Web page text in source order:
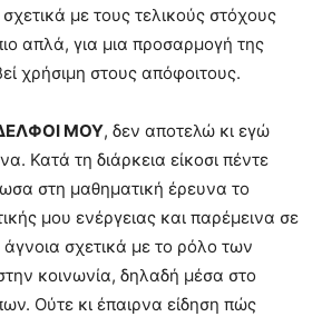
με τους τελικούς στόχους
απλά, για μια προσαρμογή της
χρήσιμη στους απόφοιτους.
ΜΟΥ, δεν αποτελώ κι εγώ
Κατά τη διάρκεια είκοσι πέντε
στη μαθηματική έρευνα το
μου ενέργειας και παρέμεινα σε
σχετικά με το ρόλο των
κοινωνία, δηλαδή μέσα στο
Ούτε κι έπαιρνα είδηση πώς